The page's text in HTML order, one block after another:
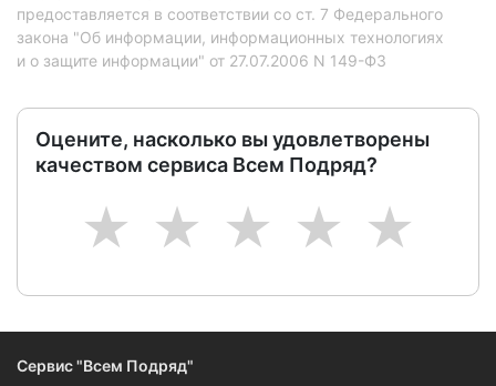
предоставляется в соответствии со ст. 7 Федерального
закона "Об информации, информационных технологиях
и о защите информации" от 27.07.2006 N 149-ФЗ
Оцените, насколько вы удовлетворены
качеством сервиса Всем Подряд?
5
4
3
2
1
Сервис "Всем Подряд"